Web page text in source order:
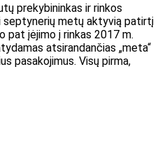
prekybininkas ir rinkos
septynerių metų aktyvią patirtį
pat įėjimo į rinkas 2017 m.
atsirandančias „meta“
pasakojimus. Visų pirma,